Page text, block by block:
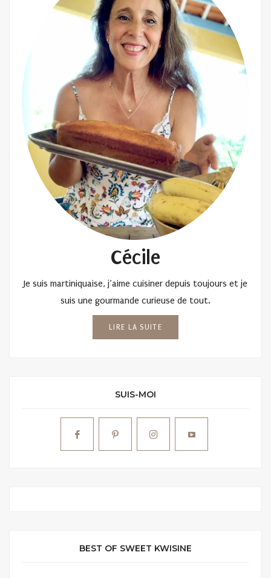
Cécile
Je suis martiniquaise, j’aime cuisiner depuis toujours et je
suis une gourmande curieuse de tout.
LIRE LA SUITE
SUIS-MOI
BEST OF SWEET KWISINE